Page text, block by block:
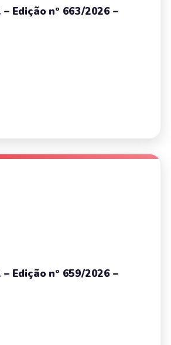
Edição nº 663/2026 –
Edição nº 659/2026 –